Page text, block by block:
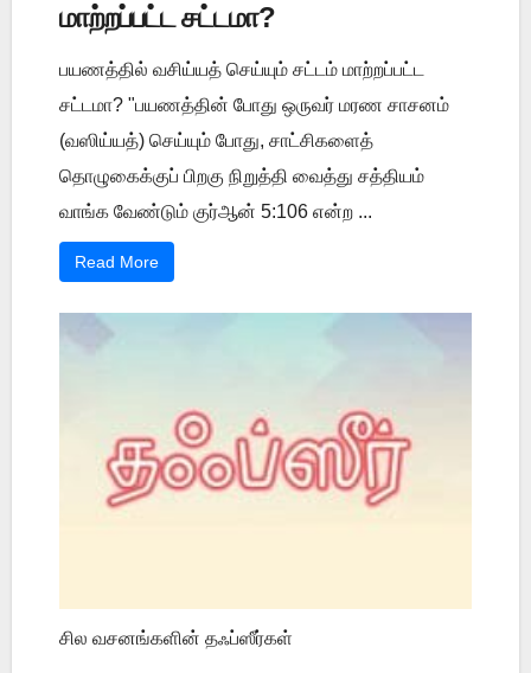
மாற்றப்பட்ட சட்டமா?
பயணத்தில் வசிய்யத் செய்யும் சட்டம் மாற்றப்பட்ட
சட்டமா? "பயணத்தின் போது ஒருவர் மரண சாசனம்
(வஸிய்யத்) செய்யும் போது, சாட்சிகளைத்
தொழுகைக்குப் பிறகு நிறுத்தி வைத்து சத்தியம்
வாங்க வேண்டும் குர்ஆன் 5:106 என்ற ...
Read More
சில வசனங்களின் தஃப்ஸீர்கள்